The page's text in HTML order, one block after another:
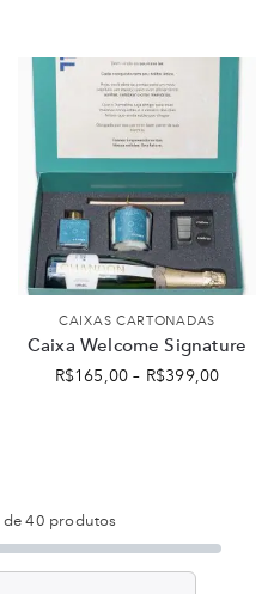
CAIXAS CARTONADAS
Caixa Welcome Signature
R$165,00 – R$399,00
de 40 produtos